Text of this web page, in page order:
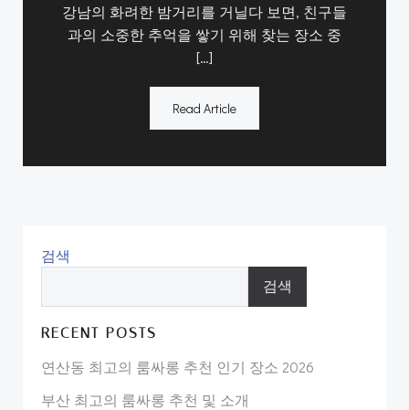
강남의 화려한 밤거리를 거닐다 보면, 친구들
과의 소중한 추억을 쌓기 위해 찾는 장소 중
[…]
Read Article
검색
검색
RECENT POSTS
연산동 최고의 룸싸롱 추천 인기 장소 2026
부산 최고의 룸싸롱 추천 및 소개